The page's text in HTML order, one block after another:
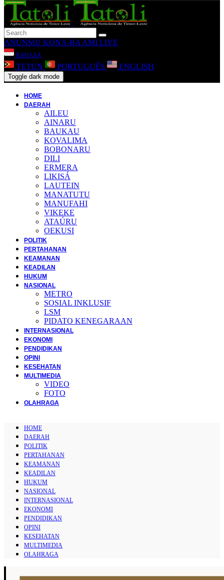
ANUNSIU KONA-BA AMI LIVE
BAHASA
TETUN PORTUGUÊS ENGLISH
Toggle dark mode
HOME
DAERAH
AILEU
AINARU
BAUKAU
KOVALIMA
BOBONARU
DILI
ERMERA
LIKISÁ
LAUTEIN
MANATUTU
MANUFAHI
VIKEKE
ATAÚRU
OEKUSI
POLITIK
PERTAHANAN
KEAMANAN
KEADILAN
HUKUM
NASIONAL
METRO
SOSIAL INKLUSIF
LSM
PIDATO KENEGARAAN
INTERNASIONAL
EKONOMI
PENDIDIKAN
OPINI
KESEHATAN
MULTIMEDIA
VIDEO
FOTO
OLAHRAGA
HOME
DAERAH
POLITIK
PERTAHANAN
KEAMANAN
KEADILAN
HUKUM
NASIONAL
INTERNASIONAL
EKONOMI
PENDIDIKAN
OPINI
KESEHATAN
MULTIMEDIA
OLAHRAGA